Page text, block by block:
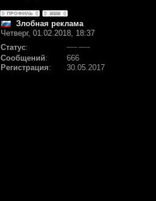
Злобная реклама
Четверг, 01.02.2018, 18:37
Статус:
Сообщений:
666
Регистрация: 30.05.2017